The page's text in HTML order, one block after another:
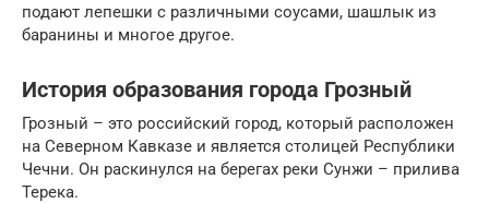
подают лепешки с различными соусами, шашлык из
баранины и многое другое.
История образования города Грозный
Грозный – это российский город, который расположен
на Северном Кавказе и является столицей Республики
Чечни. Он раскинулся на берегах реки Сунжи – прилива
Терека.